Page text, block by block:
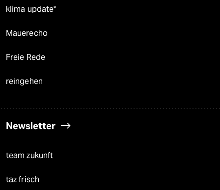
klima update°
Mauerecho
Freie Rede
reingehen
Newsletter
team zukunft
taz frisch